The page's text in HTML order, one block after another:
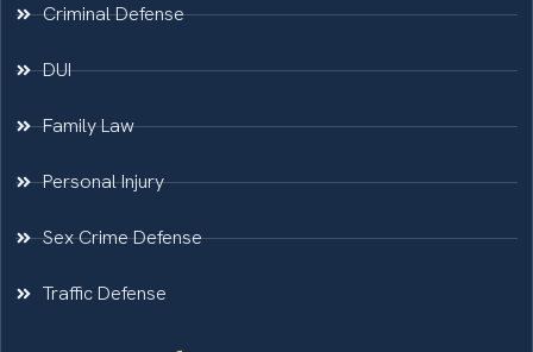
Criminal Defense
DUI
Family Law
Personal Injury
Sex Crime Defense
Traffic Defense